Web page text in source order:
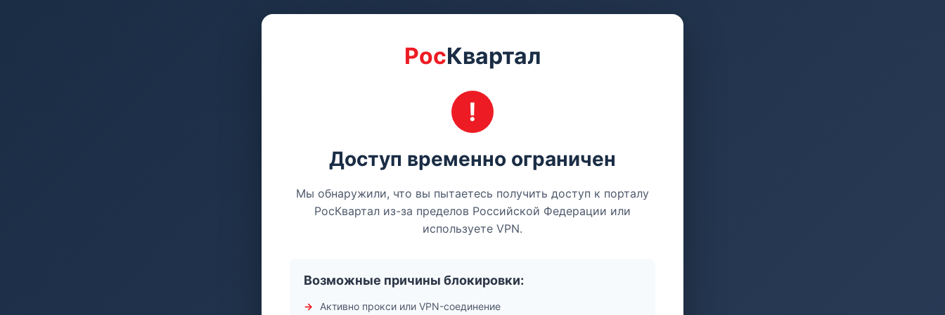
РосКвартал
Доступ временно ограничен
Мы обнаружили, что вы пытаетесь получить доступ к порталу
РосКвартал из-за пределов Российской Федерации или
используете VPN.
Возможные причины блокировки:
Активно прокси или VPN-соединение